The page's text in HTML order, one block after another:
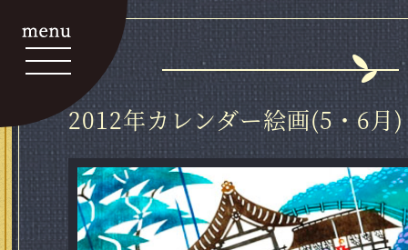
2012年カレンダー絵画(5・6月)